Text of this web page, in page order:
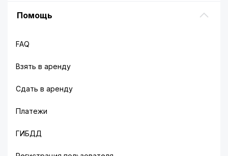
Помощь
FAQ
Взять в аренду
Сдать в аренду
Платежи
ГИБДД